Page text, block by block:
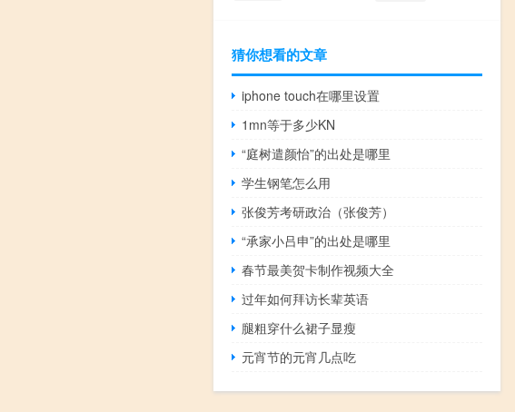
猜你想看的文章
iphone touch在哪里设置
1mn等于多少KN
“庭树遣颜怡”的出处是哪里
学生钢笔怎么用
张俊芳考研政治（张俊芳）
“承家小吕申”的出处是哪里
春节最美贺卡制作视频大全
过年如何拜访长辈英语
腿粗穿什么裙子显瘦
元宵节的元宵几点吃